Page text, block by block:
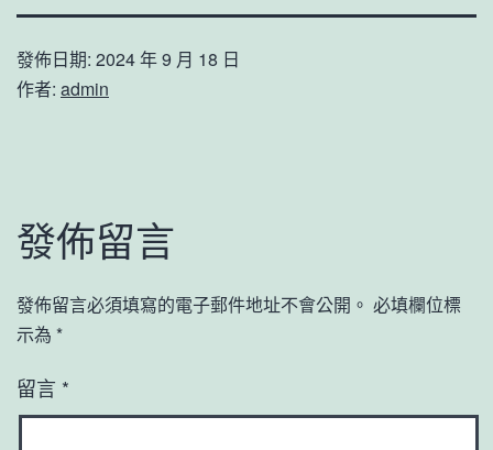
發佈日期: 2024 年 9 月 18 日
作者: admin
發佈留言
發佈留言必須填寫的電子郵件地址不會公開。 必填欄位標
示為 *
留言 *